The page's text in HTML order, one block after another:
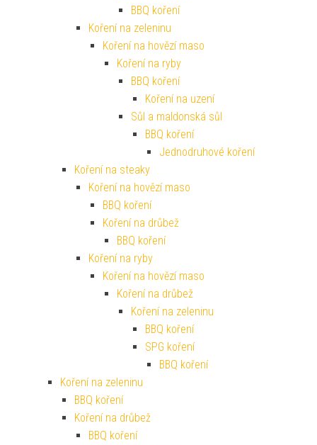
BBQ koření
Koření na zeleninu
Koření na hovězí maso
Koření na ryby
BBQ koření
Koření na uzení
Sůl a maldonská sůl
BBQ koření
Jednodruhové koření
Koření na steaky
Koření na hovězí maso
BBQ koření
Koření na drůbež
BBQ koření
Koření na ryby
Koření na hovězí maso
Koření na drůbež
Koření na zeleninu
BBQ koření
SPG koření
BBQ koření
Koření na zeleninu
BBQ koření
Koření na drůbež
BBQ koření